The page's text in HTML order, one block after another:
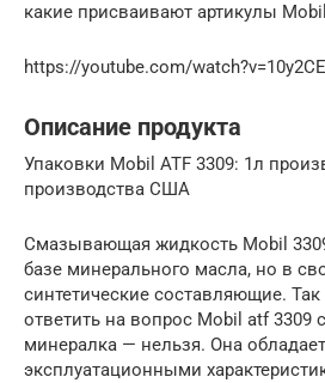
какие присваивают артикулы
https://youtube.com/
Описание продукта
Упаковки Mobil ATF 3309: 1л
производства США
Смазывающая жидкость Mobil
базе минерального масла, но в
синтетические составляющие.
ответить на вопрос Mobil atf 3309
минералка — нельзя. Она
эксплуатационными